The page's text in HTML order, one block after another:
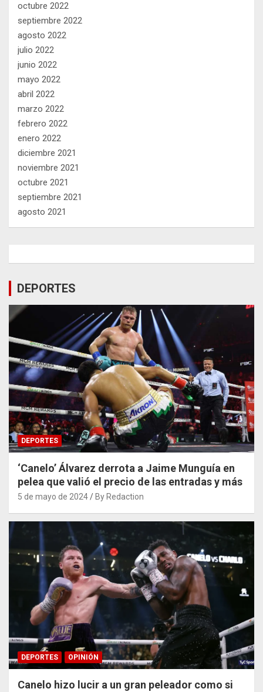
octubre 2022
septiembre 2022
agosto 2022
julio 2022
junio 2022
mayo 2022
abril 2022
marzo 2022
febrero 2022
enero 2022
diciembre 2021
noviembre 2021
octubre 2021
septiembre 2021
agosto 2021
DEPORTES
DEPORTES
‘Canelo’ Álvarez derrota a Jaime Munguía en
pelea que valió el precio de las entradas y más
5 de mayo de 2024 By Redaction
DEPORTES OPINIÓN
Canelo hizo lucir a un gran peleador como si